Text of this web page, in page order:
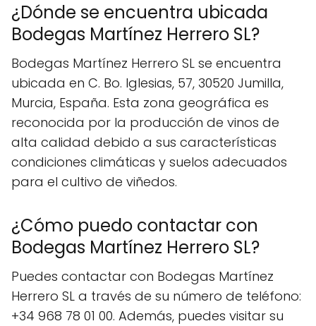
¿Dónde se encuentra ubicada
Bodegas Martínez Herrero SL?
Bodegas Martínez Herrero SL se encuentra
ubicada en C. Bo. Iglesias, 57, 30520 Jumilla,
Murcia, España. Esta zona geográfica es
reconocida por la producción de vinos de
alta calidad debido a sus características
condiciones climáticas y suelos adecuados
para el cultivo de viñedos.
¿Cómo puedo contactar con
Bodegas Martínez Herrero SL?
Puedes contactar con Bodegas Martínez
Herrero SL a través de su número de teléfono:
+34 968 78 01 00. Además, puedes visitar su